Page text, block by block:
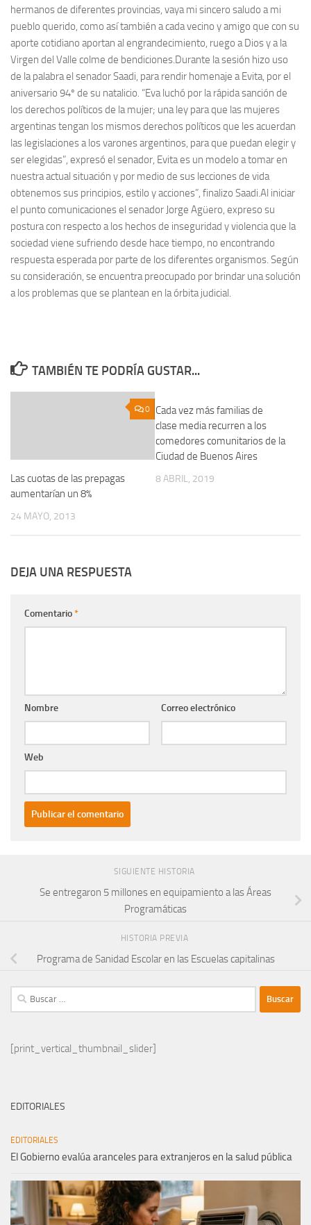
hermanos de diferentes provincias, vaya mi sincero saludo a mi
pueblo querido, como así también a cada vecino y amigo que con su
aporte cotidiano aportan al engrandecimiento, ruego a Dios y a la
Virgen del Valle colme de bendiciones.Durante la sesión hizo uso
de la palabra el senador Saadi, para rendir homenaje a Evita, por el
aniversario 94º de su natalicio. “Eva luchó por la rápida sanción de
los derechos políticos de la mujer; una ley para que las mujeres
argentinas tengan los mismos derechos políticos que les acuerdan
las legislaciones a los varones argentinos, para que puedan elegir y
ser elegidas”, expresó el senador, Evita es un modelo a tomar en
nuestra actual situación y por medio de sus lecciones de vida
obtenemos sus principios, estilo y acciones”, finalizo Saadi.Al iniciar
el punto comunicaciones el senador Jorge Agüero, expreso su
postura con respecto a los hechos de inseguridad y violencia que la
sociedad viene sufriendo desde hace tiempo, no encontrando
respuesta esperada por parte de los diferentes organismos. Según
su consideración, se encuentra preocupado por brindar una solución
a los problemas que se plantean en la órbita judicial.
TAMBIÉN TE PODRÍA GUSTAR...
0
Las cuotas de las prepagas
aumentarían un 8%
24 MAYO, 2013
Cada vez más familias de
clase media recurren a los
comedores comunitarios de la
Ciudad de Buenos Aires
8 ABRIL, 2019
DEJA UNA RESPUESTA
Comentario*
Nombre Correo electrónico
Web
SIGUIENTE HISTORIA
Se entregaron 5 millones en equipamiento a las Áreas
Programáticas
HISTORIA PREVIA
Programa de Sanidad Escolar en las Escuelas capitalinas
Buscar:
[print_vertical_thumbnail_slider]
EDITORIALES
EDITORIALES
El Gobierno evalúa aranceles para extranjeros en la salud pública